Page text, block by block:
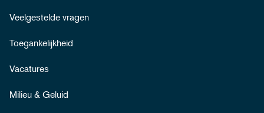
Veelgestelde vragen
Toegankelijkheid
Vacatures
Milieu & Geluid